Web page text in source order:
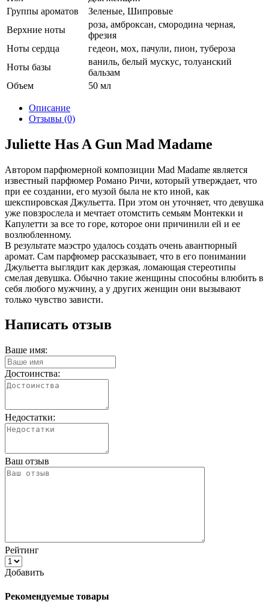
Группы ароматов
Зеленые, Шипровые
Верхние ноты
роза, амброксан, смородина черная,
фрезия
Ноты сердца
гедеон, мох, пачули, пион, тубероза
Ноты базы
ваниль, белый мускус, толуанский
бальзам
Объем
50 мл
Описание
Отзывы (0)
Juliette Has A Gun Mad Madame
Автором парфюмерной композиции Mad Madame является
известный парфюмер Романо Ричи, который утверждает, что
при ее создании, его музой была не кто иной, как
шекспировская Джульетта. При этом он уточняет, что девушка
уже повзрослела и мечтает отомстить семьям Монтекки и
Капулетти за все то горе, которое они причинили ей и ее
возлюбленному.
В результате маэстро удалось создать очень авантюрный
аромат. Сам парфюмер рассказывает, что в его понимании
Джульетта выглядит как дерзкая, ломающая стереотипы
смелая девушка. Обычно такие женщины способны влюбить в
себя любого мужчину, а у других женщин они вызывают
только чувство зависти.
Написать отзыв
Ваше имя:
Достоинства:
Недостатки:
Ваш отзыв
Рейтинг
Добавить
Рекомендуемые товары